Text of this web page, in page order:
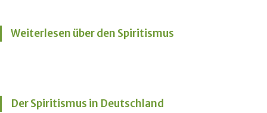
Weiterlesen über den Spiritismus
Der Spiritismus in Deutschland